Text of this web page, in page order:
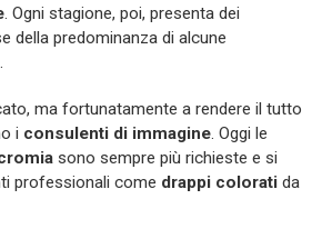
. Ogni stagione, poi, presenta dei
della predominanza di alcune
ma fortunatamente a rendere il tutto
i consulenti di immagine. Oggi le
sono sempre più richieste e si
professionali come drappi colorati da